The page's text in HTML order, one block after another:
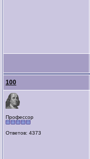
100
Профессор
Ответов: 4373